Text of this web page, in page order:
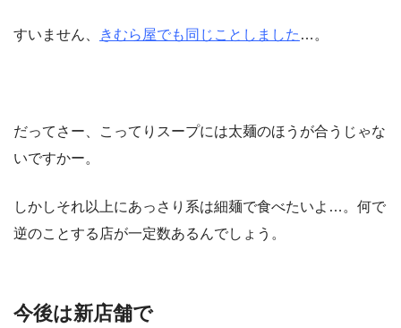
すいません、 きむら屋でも同じことしました …。
だってさー、こってりスープには太麺のほうが合うじゃな
いですかー。
しかしそれ以上にあっさり系は細麺で食べたいよ…。何で
逆のことする店が一定数あるんでしょう。
今後は新店舗で